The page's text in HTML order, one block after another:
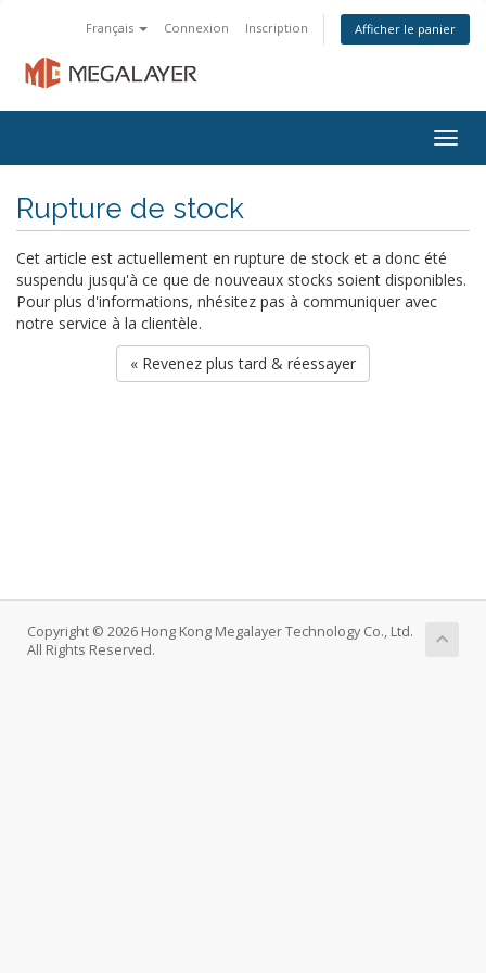
Français Connexion Inscription Afficher le panier
Rupture de stock
Cet article est actuellement en rupture de stock et a donc été
suspendu jusqu'à ce que de nouveaux stocks soient disponibles.
Pour plus d'informations, nhésitez pas à communiquer avec
notre service à la clientèle.
« Revenez plus tard & réessayer
Copyright © 2026 Hong Kong Megalayer Technology Co., Ltd.
All Rights Reserved.